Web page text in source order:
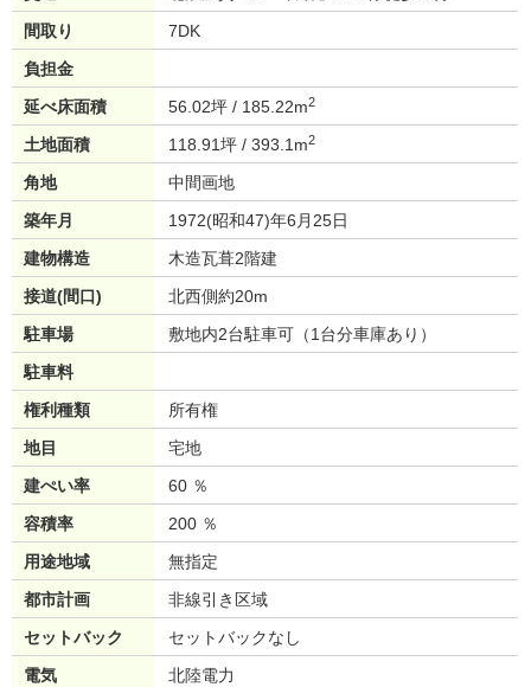
間取り
7DK
負担金
延べ床面積
56.02坪 / 185.22m2
土地面積 118.91坪 / 393.1m2
角地
中間画地
築年月
1972(昭和47)年6月25日
建物構造
木造瓦葺2階建
接道(間口)
北西側約20m
駐車場
敷地内2台駐車可（1台分車庫あり）
駐車料
権利種類
所有権
地目
宅地
建ぺい率
60 ％
容積率
200 ％
用途地域
無指定
都市計画
非線引き区域
セットバック
セットバックなし
電気
北陸電力